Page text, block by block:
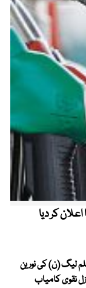
کر دیا
، ایل اے 27 میں مسلم لیگ (ن) کی نورین